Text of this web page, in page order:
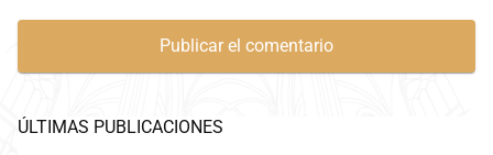
ÚLTIMAS PUBLICACIONES